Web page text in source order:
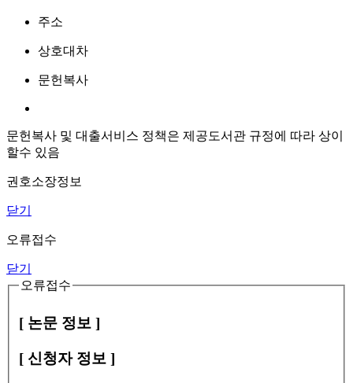
주소
상호대차
문헌복사
문헌복사 및 대출서비스 정책은 제공도서관 규정에 따라 상이
할수 있음
권호소장정보
닫기
오류접수
닫기
오류접수
[ 논문 정보 ]
[ 신청자 정보 ]